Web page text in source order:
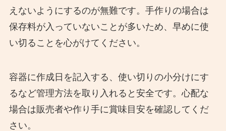
えないようにするのが無難です。手作りの場合は
保存料が入っていないことが多いため、早めに使
い切ることを心がけてください。
容器に作成日を記入する、使い切りの小分けにす
るなど管理方法を取り入れると安全です。心配な
場合は販売者や作り手に賞味目安を確認してくだ
さい。